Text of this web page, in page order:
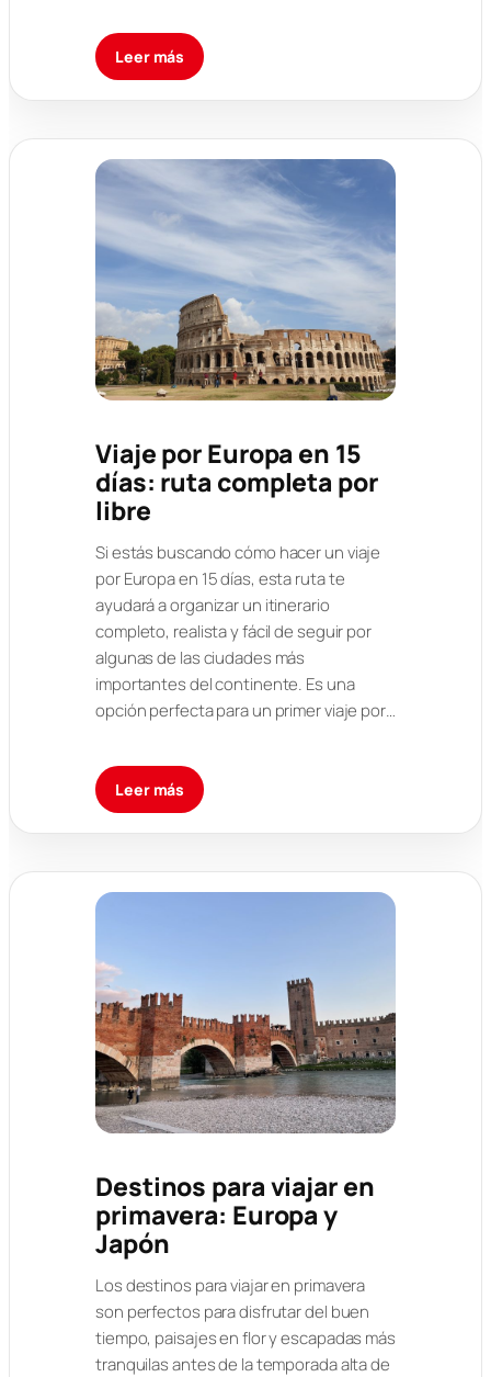
Leer más
Viaje por Europa en 15
días: ruta completa por
libre
Si estás buscando cómo hacer un viaje
por Europa en 15 días, esta ruta te
ayudará a organizar un itinerario
completo, realista y fácil de seguir por
algunas de las ciudades más
importantes del continente. Es una
opción perfecta para un primer viaje por…
Leer más
Destinos para viajar en
primavera: Europa y
Japón
Los destinos para viajar en primavera
son perfectos para disfrutar del buen
tiempo, paisajes en flor y escapadas más
tranquilas antes de la temporada alta de